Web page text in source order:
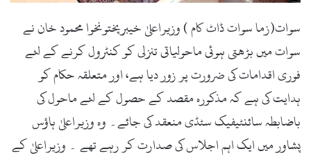
l
سوات(زما سوات ڈاٹ کام ) وزیراعلیٰ خیبرپختونخوا محمود خان نے
سوات میں بڑھتی ہوئی ماحولیاتی تنزلی کو کنٹرول کرنے کے لئے
فوری اقدامات کی ضرورت پر زور دیا ہے، اور متعلقہ حکام کو
ہدایت کی ہے کہ مذکورہ مقصد کے حصول کے لئے ماحول کی
باضابطہ سائنٹیفیک سٹڈی منعقد کی جائے۔ وہ وزیراعلیٰ ہاؤس
پشاور میں ایک اہم اجلاس کی صدارت کر رہے تھے ۔ وزیراعلیٰ کے